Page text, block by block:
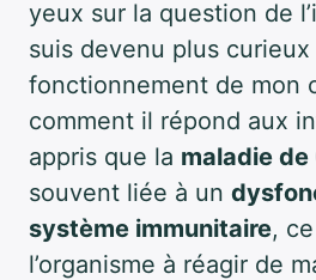
yeux sur la question de
suis devenu plus curieux
fonctionnement de mon
comment il répond aux
appris que la maladie de
souvent liée à un
système immunitaire,
l’organisme à réagir de